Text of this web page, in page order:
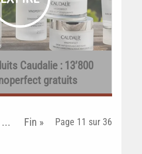
Caudalie : 13’800
gratuits
Page 11 sur 36
... Fin »